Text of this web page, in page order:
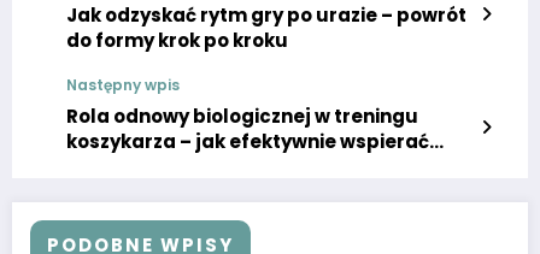
Jak odzyskać rytm gry po urazie – powrót
do formy krok po kroku
Następny wpis
Rola odnowy biologicznej w treningu
koszykarza – jak efektywnie wspierać
PODOBNE WPISY